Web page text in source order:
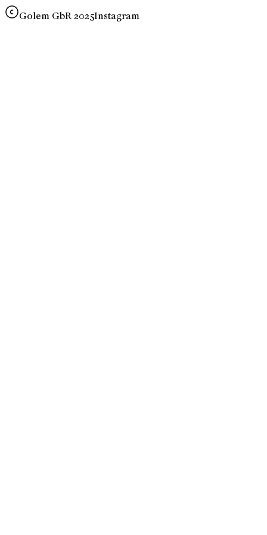
Golem GbR 2025Instagram